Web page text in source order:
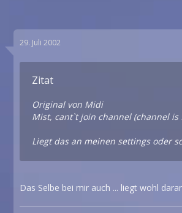
29. Juli 2002
Zitat
Original von Midi
Mist, cant`t join channel (channel is
Liegt das an meinen settings oder
Das Selbe bei mir auch ... liegt wohl